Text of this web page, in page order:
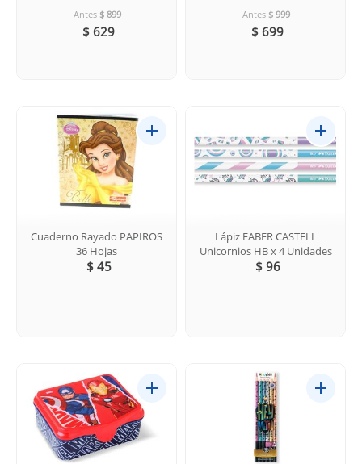
Antes $ 899
$ 629
Antes $ 999
$ 699
Cuaderno Rayado PAPIROS
36 Hojas
$ 45
Lápiz FABER CASTELL
Unicornios HB x 4 Unidades
$ 96